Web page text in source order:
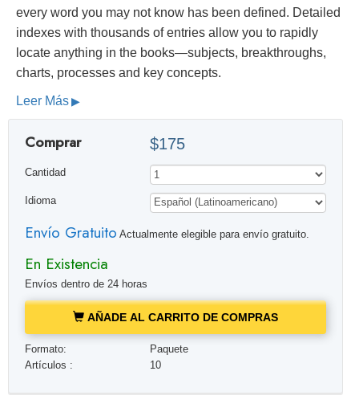
every word you may not know has been defined. Detailed
indexes with thousands of entries allow you to rapidly
locate anything in the books—subjects, breakthroughs,
charts, processes and key concepts.
Leer Más
Comprar $175
Cantidad
Idioma
Envío Gratuito Actualmente elegible para envío gratuito.
En Existencia
Envíos dentro de 24 horas
AÑADE AL CARRITO DE COMPRAS
Formato:
Paquete
Artículos :
10